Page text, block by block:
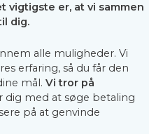
vigtigste er, at vi sammen
dig.
alle muligheder. Vi
erfaring, så du får den
mål. Vi tror på
dig med at søge betaling
på at genvinde